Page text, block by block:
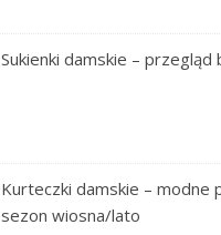
Sukienki damskie –
Kurteczki damskie – modne
sezon wiosna/lato